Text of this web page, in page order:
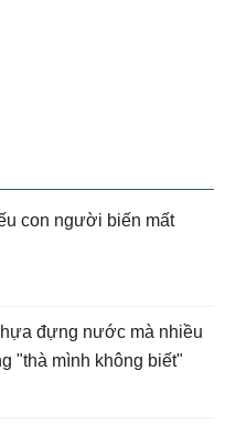
con người biến mất
đựng nước mà nhiều
"thà mình không biết"